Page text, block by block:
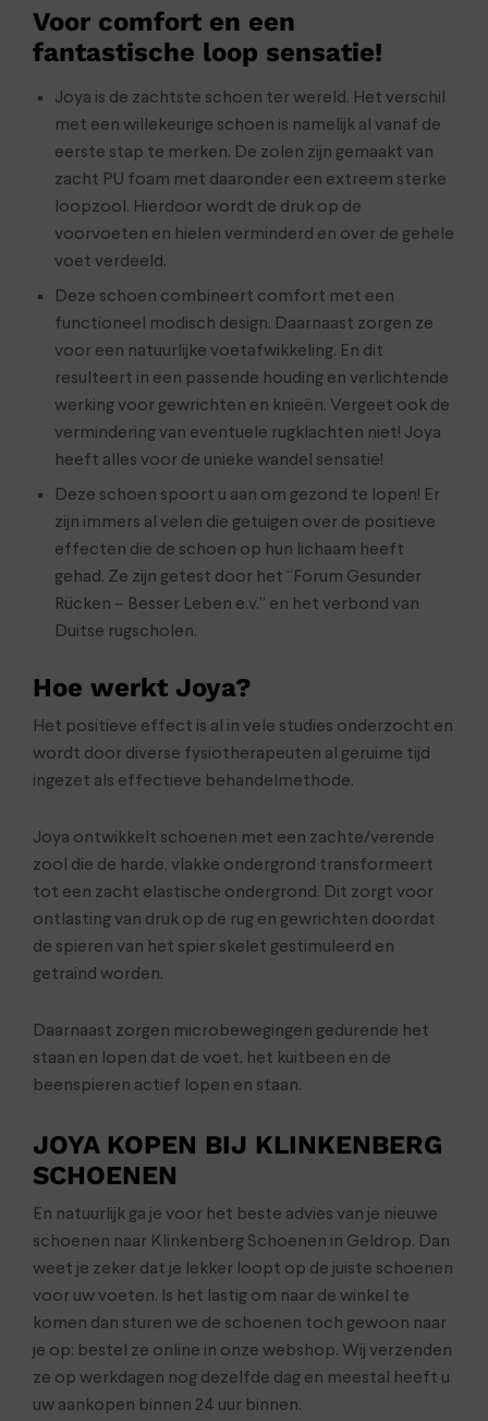
Voor comfort en een
fantastische loop sensatie!
Joya is de zachtste schoen ter wereld. Het verschil
met een willekeurige schoen is namelijk al vanaf de
eerste stap te merken. De zolen zijn gemaakt van
zacht PU foam met daaronder een extreem sterke
loopzool. Hierdoor wordt de druk op de
voorvoeten en hielen verminderd en over de gehele
voet verdeeld.
Deze schoen combineert comfort met een
functioneel modisch design. Daarnaast zorgen ze
voor een natuurlijke voetafwikkeling. En dit
resulteert in een passende houding en verlichtende
werking voor gewrichten en knieën. Vergeet ook de
vermindering van eventuele rugklachten niet! Joya
heeft alles voor de unieke wandel sensatie!
Deze schoen spoort u aan om gezond te lopen! Er
zijn immers al velen die getuigen over de positieve
effecten die de schoen op hun lichaam heeft
gehad. Ze zijn getest door het “Forum Gesunder
Rücken – Besser Leben e.v.” en het verbond van
Duitse rugscholen.
Hoe werkt Joya?
Het positieve effect is al in vele studies onderzocht en
wordt door diverse fysiotherapeuten al geruime tijd
ingezet als effectieve behandelmethode.
Joya ontwikkelt schoenen met een zachte/verende
zool die de harde, vlakke ondergrond transformeert
tot een zacht elastische ondergrond. Dit zorgt voor
ontlasting van druk op de rug en gewrichten doordat
de spieren van het spier skelet gestimuleerd en
getraind worden.
Daarnaast zorgen microbewegingen gedurende het
staan en lopen dat de voet, het kuitbeen en de
beenspieren actief lopen en staan.
JOYA KOPEN BIJ KLINKENBERG
SCHOENEN
En natuurlijk ga je voor het beste advies van je nieuwe
schoenen naar Klinkenberg Schoenen in Geldrop. Dan
weet je zeker dat je lekker loopt op de juiste schoenen
voor uw voeten. Is het lastig om naar de winkel te
komen dan sturen we de schoenen toch gewoon naar
je op: bestel ze online in onze webshop. Wij verzenden
ze op werkdagen nog dezelfde dag en meestal heeft u
uw aankopen binnen 24 uur binnen.